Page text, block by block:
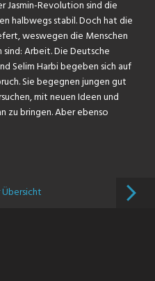
Jasmin-Revolution sind die
halbwegs stabil. Doch hat die
weswegen die Menschen
Arbeit. Die Deutsche
Selim Harbi begeben sich auf
Sie begegnen jungen gut
mit neuen Ideen und
zu bringen. Aber ebenso